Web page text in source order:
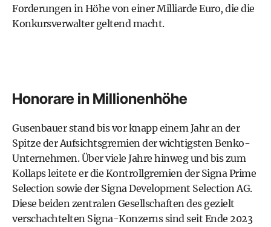
Forderungen in Höhe von einer Milliarde Euro, die die
Konkursverwalter geltend macht.
Honorare in Millionenhöhe
Gusenbauer stand bis vor knapp einem Jahr an der
Spitze der Aufsichtsgremien der wichtigsten Benko-
Unternehmen. Über viele Jahre hinweg und bis zum
Kollaps leitete er die Kontrollgremien der Signa Prime
Selection sowie der Signa Development Selection AG.
Diese beiden zentralen Gesellschaften des gezielt
verschachtelten Signa-Konzerns sind seit Ende 2023